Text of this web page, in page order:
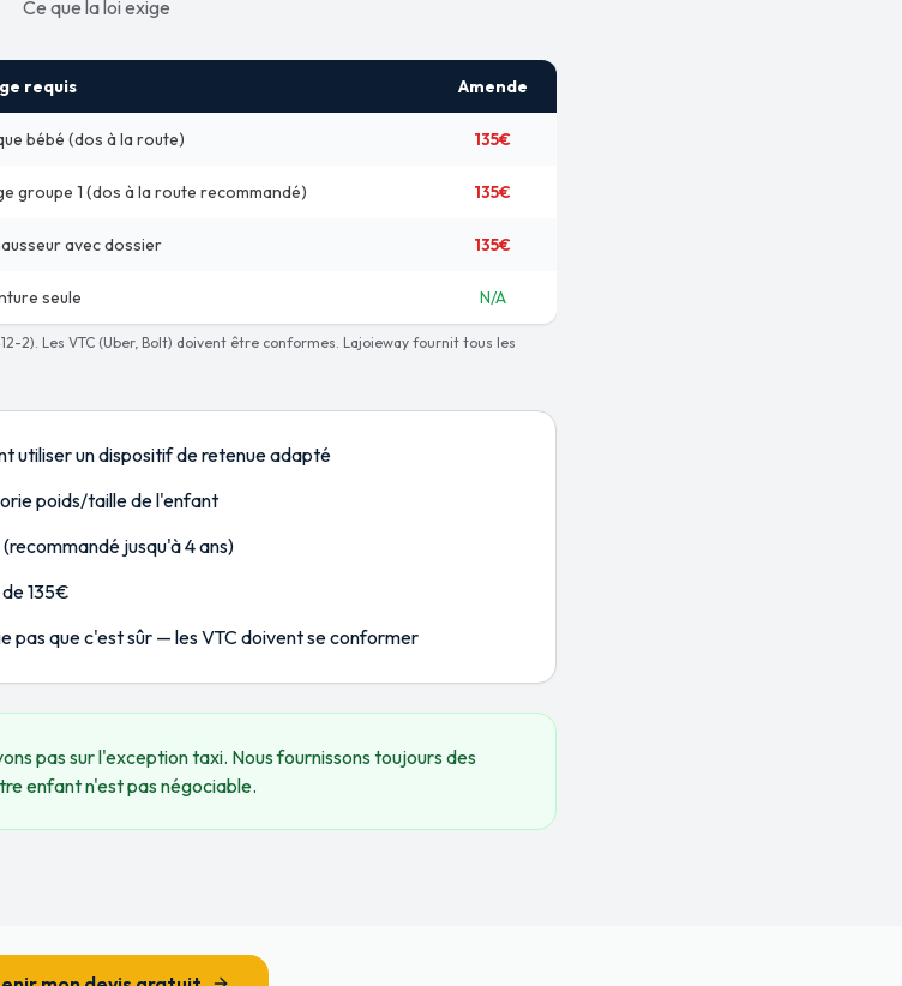
Ce que la loi exige
requis Amende
bébé (dos à la route) 135€
groupe 1 (dos à la route recommandé) 135€
avec dossier 135€
seule N/A
2). Les VTC (Uber, Bolt) doivent être conformes. Lajoieway fournit tous les
utiliser un dispositif de retenue adapté
poids/taille de l'enfant
jusqu'à 4 ans)
135€
pas que c'est sûr — les VTC doivent se conformer
pas sur l'exception taxi. Nous fournissons toujours des
enfant n'est pas négociable.